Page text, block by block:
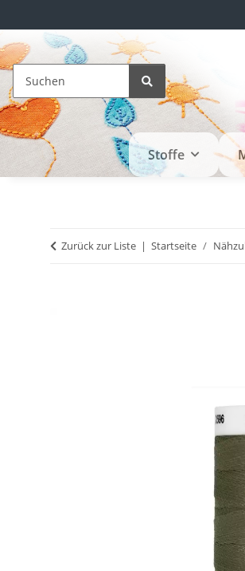
Stoffe
Zurück zur Liste Startseite